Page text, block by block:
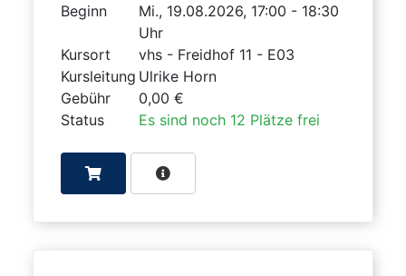
Beginn
Mi., 19.08.2026, 17:00 - 18:30
Uhr
Kursort
vhs - Freidhof 11 - E03
Kursleitung Ulrike Horn
Gebühr
0,00 €
Status
Es sind noch 12 Plätze frei